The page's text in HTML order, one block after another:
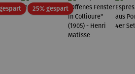
Rabatt25% gespartRabatt